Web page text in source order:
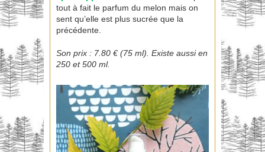
tout à fait le parfum du melon mais on
sent qu’elle est plus sucrée que la
précédente.
Son prix : 7.80 € (75 ml). Existe aussi en
250 et 500 ml.